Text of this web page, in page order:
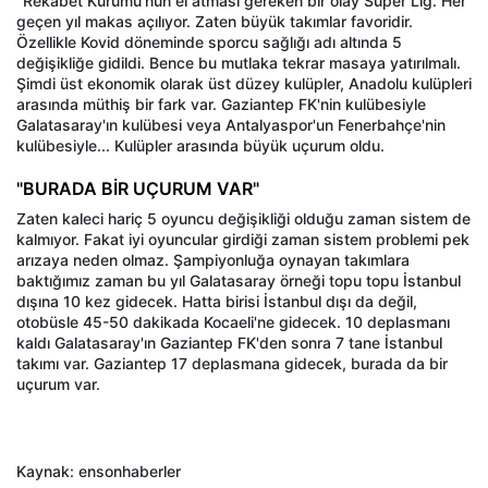
geçen yıl makas açılıyor. Zaten büyük takımlar favoridir.
Özellikle Kovid döneminde sporcu sağlığı adı altında 5
değişikliğe gidildi. Bence bu mutlaka tekrar masaya yatırılmalı.
Şimdi üst ekonomik olarak üst düzey kulüpler, Anadolu kulüpleri
arasında müthiş bir fark var. Gaziantep FK'nin kulübesiyle
Galatasaray'ın kulübesi veya Antalyaspor'un Fenerbahçe'nin
kulübesiyle... Kulüpler arasında büyük uçurum oldu.
"BURADA BİR UÇURUM VAR"
Zaten kaleci hariç 5 oyuncu değişikliği olduğu zaman sistem de
kalmıyor. Fakat iyi oyuncular girdiği zaman sistem problemi pek
arızaya neden olmaz. Şampiyonluğa oynayan takımlara
baktığımız zaman bu yıl Galatasaray örneği topu topu İstanbul
dışına 10 kez gidecek. Hatta birisi İstanbul dışı da değil,
otobüsle 45-50 dakikada Kocaeli'ne gidecek. 10 deplasmanı
kaldı Galatasaray'ın Gaziantep FK'den sonra 7 tane İstanbul
takımı var. Gaziantep 17 deplasmana gidecek, burada da bir
uçurum var.
Kaynak: ensonhaberler